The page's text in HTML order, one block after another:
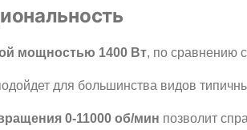
мощностью 1400 Вт, по сравнению
для большинства видов
0-11000 об/мин позволит